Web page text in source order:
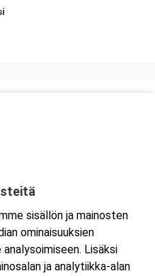
sisällön ja mainosten
ominaisuuksien
Lisäksi
ja analytiikka-alan